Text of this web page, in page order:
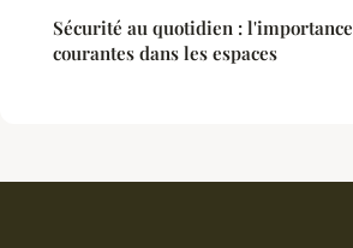
Sécurité au quotidien :
courantes dans les espaces